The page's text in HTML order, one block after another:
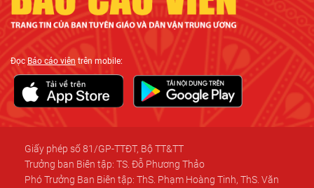
ĐọcBáo cáo viên trên mobile:
Giấy phép số 81/GP-TTĐT, Bộ TT&TT
Trưởng ban Biên tập: TS. Đỗ Phương Thảo
Phó Trưởng Ban Biên tập: ThS. Phạm Hoàng Tinh, ThS. Văn